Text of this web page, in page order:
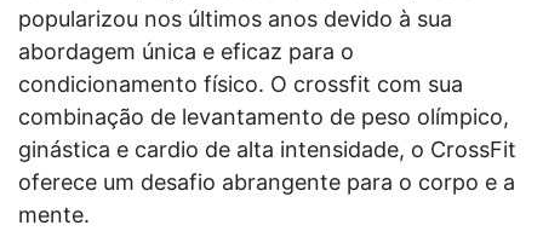
popularizou nos últimos anos devido à sua
abordagem única e eficaz para o
condicionamento físico. O crossfit com sua
combinação de levantamento de peso olímpico,
ginástica e cardio de alta intensidade, o CrossFit
oferece um desafio abrangente para o corpo e a
mente.